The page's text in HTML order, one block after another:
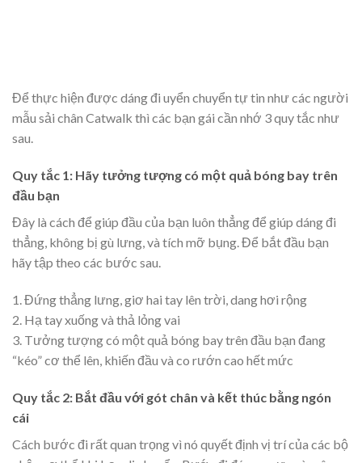
Để thực hiện được dáng đi uyển chuyển tự tin như các người
mẫu sải chân Catwalk thì các bạn gái cần nhớ 3 quy tắc như
sau.
Quy tắc 1: Hãy tưởng tượng có một quả bóng bay trên
đầu bạn
Đây là cách để giúp đầu của bạn luôn thẳng để giúp dáng đi
thẳng, không bị gù lưng, và tích mỡ bụng. Để bắt đầu bạn
hãy tập theo các bước sau.
1. Đứng thẳng lưng, giơ hai tay lên trời, dang hơi rộng
2. Hạ tay xuống và thả lỏng vai
3. Tưởng tượng có một quả bóng bay trên đầu bạn đang
“kéo” cơ thể lên, khiến đầu và co rướn cao hết mức
Quy tắc 2: Bắt đầu với gót chân và kết thúc bằng ngón
cái
Cách bước đi rất quan trọng vì nó quyết định vị trí của các bộ